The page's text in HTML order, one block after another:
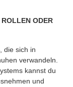
ROLLEN ODER
die sich in
verwandeln.
kannst du
und